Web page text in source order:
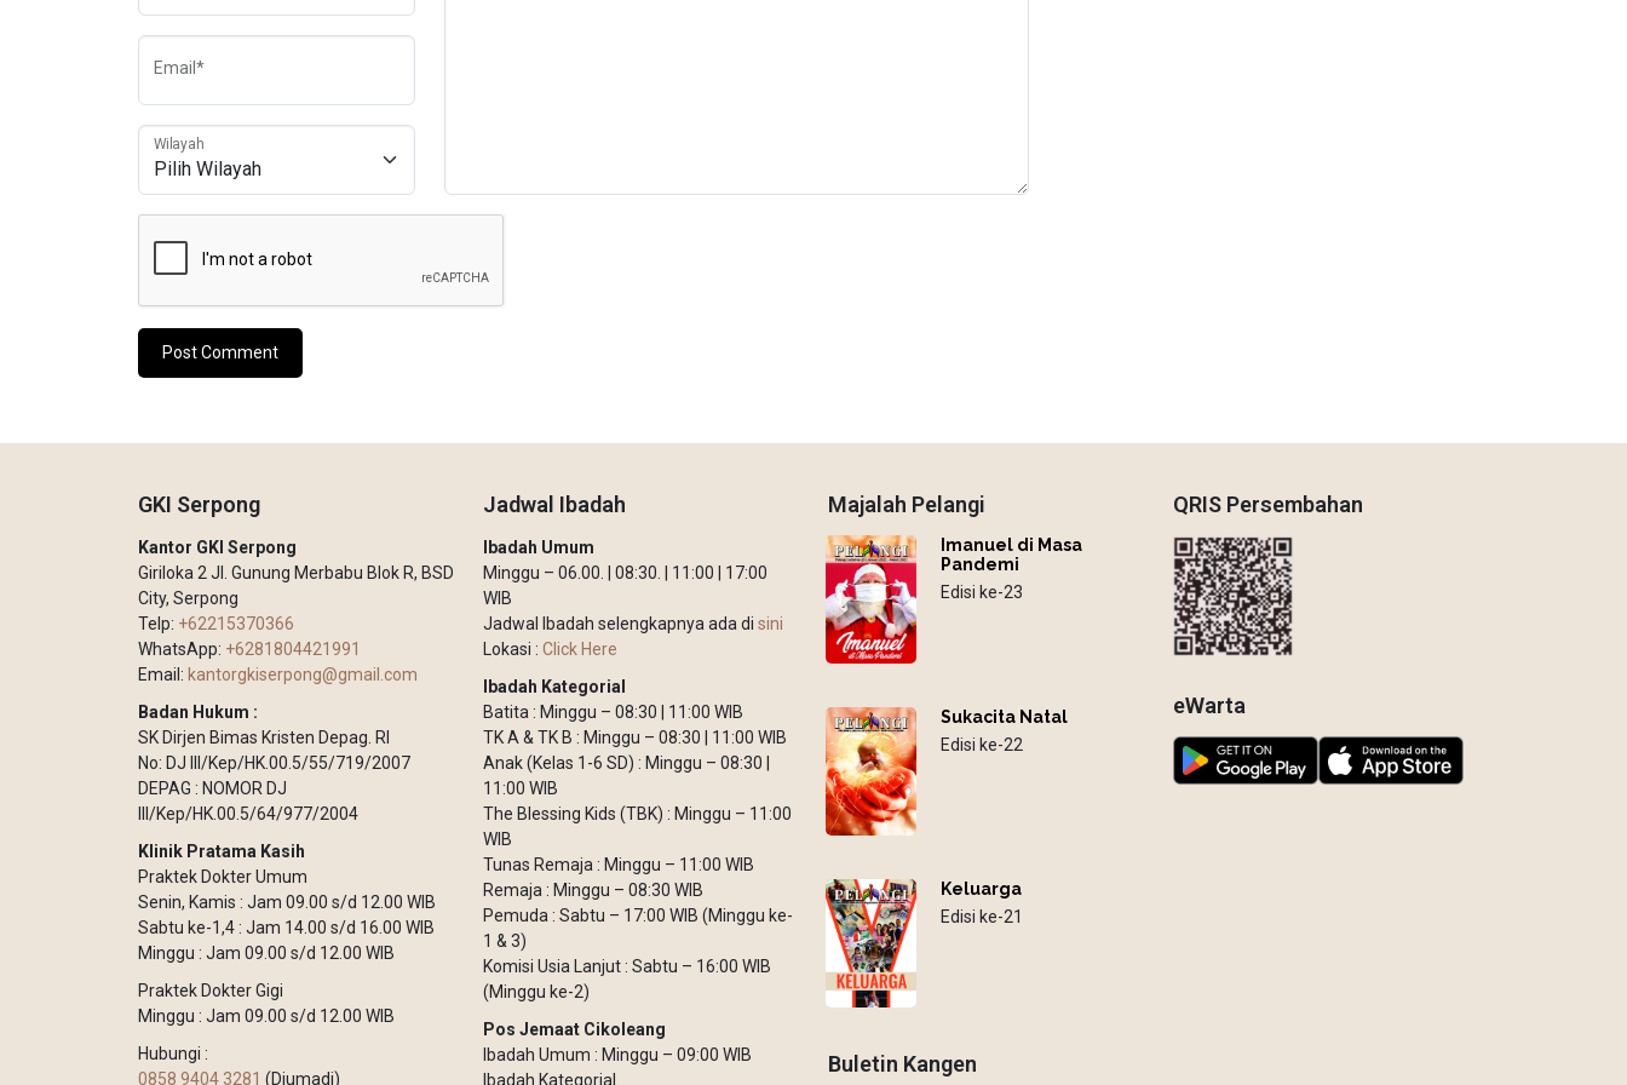
Email*
Wilayah
GKI Serpong
Kantor GKI Serpong
Giriloka 2 Jl. Gunung Merbabu Blok R, BSD
City, Serpong
Telp: +62215370366
WhatsApp: +6281804421991
Email: kantorgkiserpong@gmail.com
Badan Hukum :
SK Dirjen Bimas Kristen Depag. RI
No: DJ III/Kep/HK.00.5/55/719/2007
DEPAG : NOMOR DJ
III/Kep/HK.00.5/64/977/2004
Klinik Pratama Kasih
Praktek Dokter Umum
Senin, Kamis : Jam 09.00 s/d 12.00 WIB
Sabtu ke-1,4 : Jam 14.00 s/d 16.00 WIB
Minggu : Jam 09.00 s/d 12.00 WIB
Praktek Dokter Gigi
Minggu : Jam 09.00 s/d 12.00 WIB
Hubungi :
0858 9404 3281 (Djumadi)
Jadwal Ibadah
Ibadah Umum
Minggu – 06.00. | 08:30. | 11:00 | 17:00
WIB
Jadwal Ibadah selengkapnya ada di sini
Lokasi : Click Here
Ibadah Kategorial
Batita : Minggu – 08:30 | 11:00 WIB
TK A & TK B : Minggu – 08:30 | 11:00 WIB
Anak (Kelas 1-6 SD) : Minggu – 08:30 |
11:00 WIB
The Blessing Kids (TBK) : Minggu – 11:00
WIB
Tunas Remaja : Minggu – 11:00 WIB
Remaja : Minggu – 08:30 WIB
Pemuda : Sabtu – 17:00 WIB (Minggu ke-
1 & 3)
Komisi Usia Lanjut : Sabtu – 16:00 WIB
(Minggu ke-2)
Pos Jemaat Cikoleang
Ibadah Umum : Minggu – 09:00 WIB
Ibadah Kategorial
Majalah Pelangi
Imanuel di Masa
Pandemi
Edisi ke-23
Sukacita Natal
Edisi ke-22
Keluarga
Edisi ke-21
Buletin Kangen
QRIS Persembahan
eWarta